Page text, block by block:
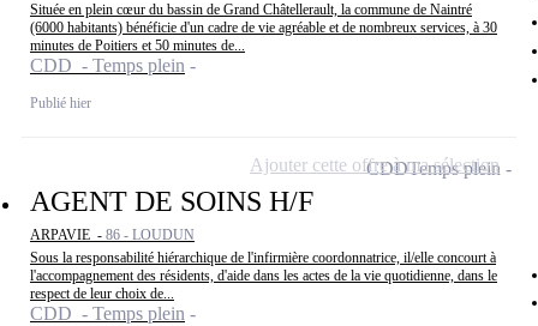
Située en plein cœur du bassin de Grand Châtellerault, la commune de Naintré
(6000 habitants) bénéficie d'un cadre de vie agréable et de nombreux services, à 30
minutes de Poitiers et 50 minutes de...
CDD - Temps plein
Publié hier
AGENT DE SOINS H/F
ARPAVIE - 86 - LOUDUN
Sous la responsabilité hiérarchique de l'infirmière coordonnatrice, il/elle concourt à
l'accompagnement des résidents, d'aide dans les actes de la vie quotidienne, dans le
respect de leur choix de...
CDD - Temps plein
CDDTemps plein
Ajouter cette offre à ma sélection